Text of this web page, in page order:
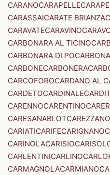
CARANOCARAPELLE
CARASSAICARATE BRIANZA
CARAVATECARAVINO
CARBONARA AL TICINO
CARBONARA DI PO
CARBONECARBONERA
CARCOFOROCARDANO AL
CARDETOCARDINALE
CARENNOCARENTINO
CARESANABLOTCAREZZANO
CARIATICARIFECARIGNANO
CARINOLACARISIO
CARLENTINICARLINO
CARMAGNOLACARMIANO